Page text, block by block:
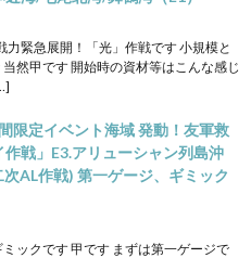
力緊急展開！「光」作戦です 小規模と
然甲です 開始時の資材等はこんな感じ
限定イベント海域 発動！友軍救
戦」E3.アリューシャン列島沖
AL作戦) 第一ゲージ、ギミック
ックです 甲です まずは第一ゲージで